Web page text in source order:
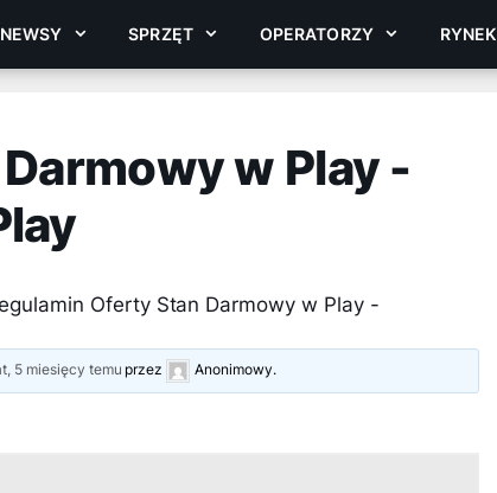
NEWSY SPRZĘT OPERATORZY RYNEK
w Play -
Oferty Stan Darmowy w Play -
5 miesięcy temu przez Anonimowy.